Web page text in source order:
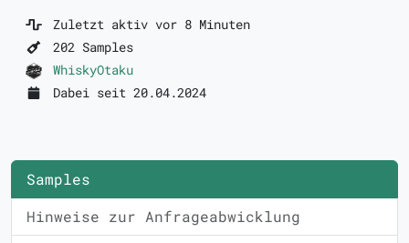
Zuletzt aktiv vor 8 Minuten
202 Samples
WhiskyOtaku
Dabei seit 20.04.2024
Samples
Hinweise zur Anfrageabwicklung